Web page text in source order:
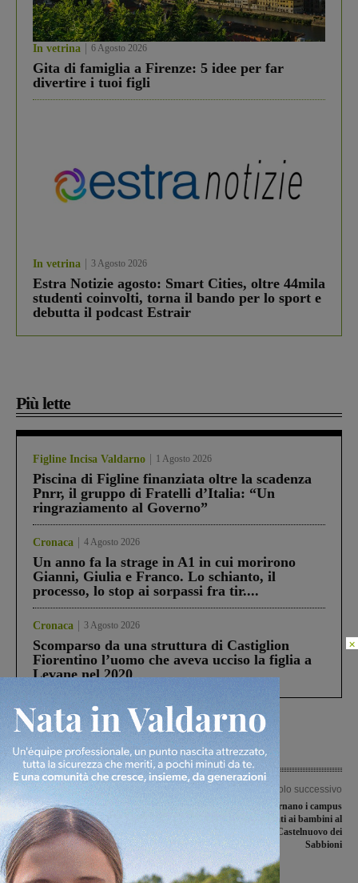
In vetrina 6 Agosto 2026
Gita di famiglia a Firenze: 5 idee per far
divertire i tuoi figli
In vetrina 3 Agosto 2026
Estra Notizie agosto: Smart Cities, oltre 44mila
studenti coinvolti, torna il bando per lo sport e
debutta il podcast Estrair
Più lette
Figline Incisa Valdarno 1 Agosto 2026
Piscina di Figline finanziata oltre la scadenza
Pnrr, il gruppo di Fratelli d’Italia: “Un
ringraziamento al Governo”
Cronaca 4 Agosto 2026
Un anno fa la strage in A1 in cui morirono
Gianni, Giulia e Franco. Lo schianto, il
processo, lo stop ai sorpassi fra tir....
Cronaca 3 Agosto 2026
Scomparso da una struttura di Castiglion
Fiorentino l’uomo che aveva ucciso la figlia a
Levane nel 2020
Articolo precedente
“No all’Ato unico”, il sindaco di
Montevarchi Chiassai Martini contro
la proposta della Regione
Articolo successivo
“Energy-Farm”, tornano i campus
settembrini dedicati ai bambini al
museo MINE di Castelnuovo dei
Sabbioni
×